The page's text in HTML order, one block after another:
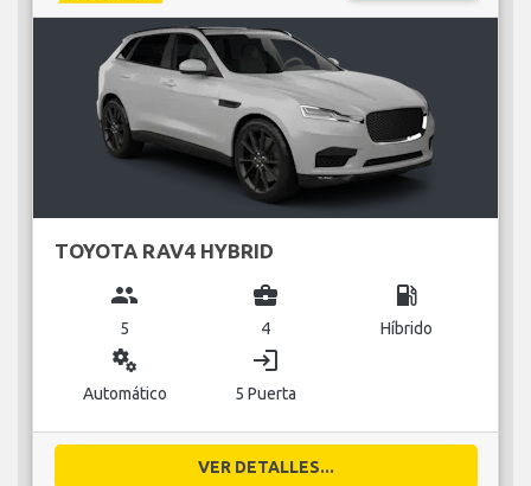
TOYOTA RAV4 HYBRID
group
5
business_center
4
local_gas_station
Híbrido
miscellaneous_services
Automático
login
5 Puerta
VER DETALLES...